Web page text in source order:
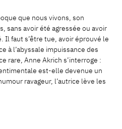
que nous vivons, son
sans avoir été agressée ou avoir
Il faut s’être tue, avoir éprouvé le
à l’abyssale impuissance des
rare, Anne Akrich s’interroge :
est-elle devenue un
ravageur, l’autrice lève les